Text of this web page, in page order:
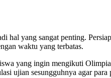
yang sangat penting.
waktu yang terbatas.
yang ingin mengikuti
ujian sesungguhnya agar